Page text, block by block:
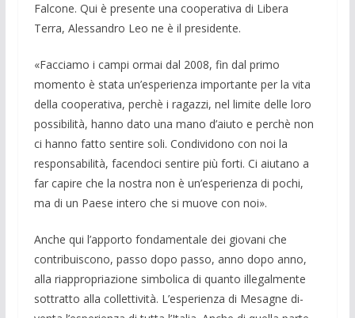
Falcone. Qui è presente una cooperativa di Libera
Terra, Alessandro Leo ne è il presidente.
«Facciamo i campi ormai dal 2008, fin dal primo
momento è stata un’esperienza importante per la vita
della cooperativa, perchè i ragazzi, nel limite delle loro
possibilità, hanno dato una mano d’aiuto e perchè non
ci hanno fatto sentire soli. Condividono con noi la
responsabilità, facendoci sentire più forti. Ci aiutano a
far capire che la nostra non è un’espe­rienza di pochi,
ma di un Paese intero che si muove con noi».
Anche qui l’apporto fondamentale dei giovani che
contribuiscono, passo dopo passo, anno dopo anno,
alla riappropriazione simboli­ca di quanto illegalmente
sottratto alla collettività. L’esperienza di Mesagne di­